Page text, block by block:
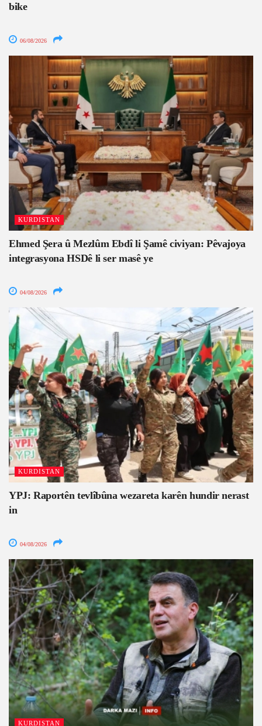
bike
06/08/2026
KURDISTAN
Ehmed Şera û Mezlûm Ebdî li Şamê civiyan: Pêvajoya
integrasyona HSDê li ser masê ye
04/08/2026
KURDISTAN
YPJ: Raportên tevlîbûna wezareta karên hundir nerast
in
04/08/2026
KURDISTAN